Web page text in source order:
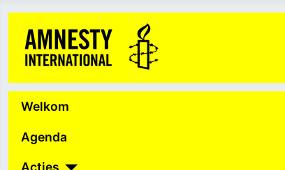
Welkom
Agenda